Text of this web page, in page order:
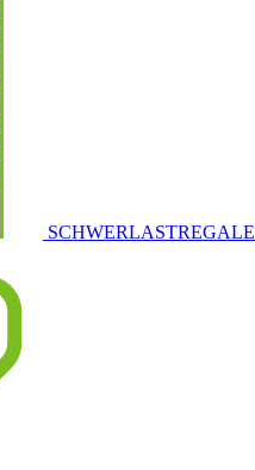
SCHWERLASTREGALE